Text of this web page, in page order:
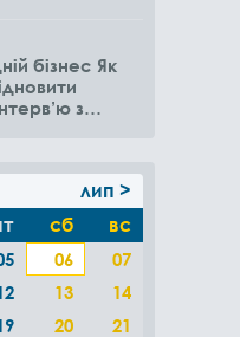
бізнес Як
з
лип >
сб вс
06
07
13
14
20
21